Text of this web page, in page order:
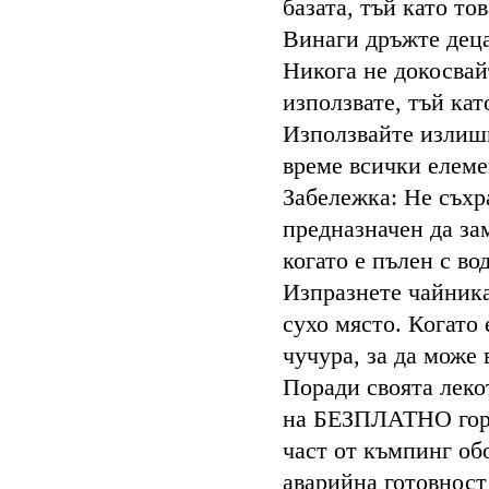
базата, тъй като
Винаги дръжте
Никога не
използвате, тъй
Използвайте
време всички
Забележка: Не
предназначен да
когато е пълен с
Изпразнете
сухо място. Когато
чучура, за да може
Поради своята
на БЕЗПЛАТНО
част от къмпинг
аварийна